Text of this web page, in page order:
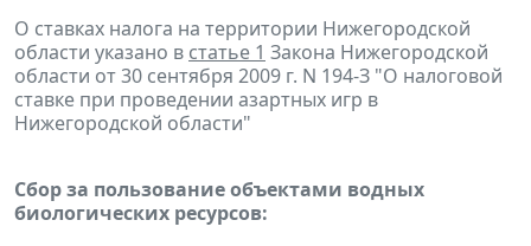
О ставках налога на территории Нижегородской
области указано в статье 1 Закона Нижегородской
области от 30 сентября 2009 г. N 194-З "О налоговой
ставке при проведении азартных игр в
Нижегородской области"
Сбор за пользование объектами водных
биологических ресурсов: